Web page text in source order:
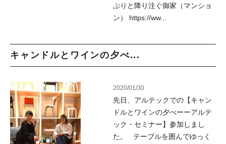
ぷりと降り注ぐ御家（マンショ
ン） https://ww...
キャンドルとワインの夕べ...
2020/01/30
先日、アルテックでの【キャン
ドルとワインの夕べーーアルテ
ック・セミナー】参加しまし
た。 テーブルを囲んでゆっく